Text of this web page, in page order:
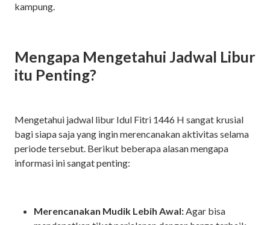
kampung.
Mengapa Mengetahui Jadwal Libur
itu Penting?
Mengetahui jadwal libur Idul Fitri 1446 H sangat krusial
bagi siapa saja yang ingin merencanakan aktivitas selama
periode tersebut. Berikut beberapa alasan mengapa
informasi ini sangat penting:
Merencanakan Mudik Lebih Awal:Agar bisa